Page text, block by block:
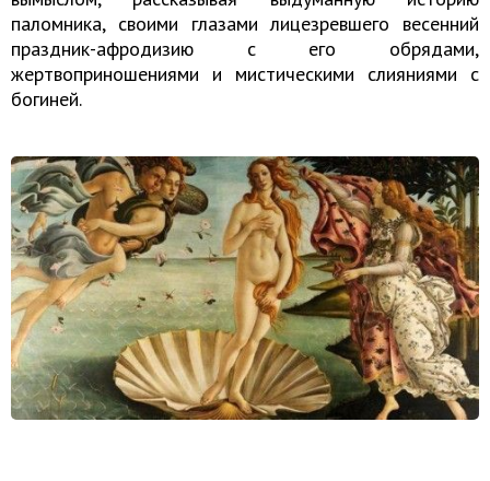
паломника, своими глазами лицезревшего весенний
праздник-афродизию с его обрядами,
жертвоприношениями и мистическими слияниями с
богиней.